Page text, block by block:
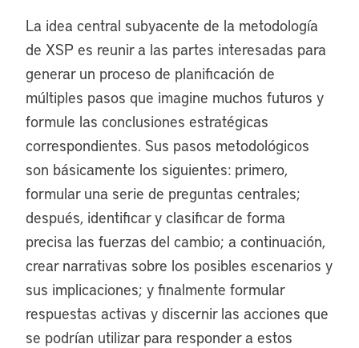
La idea central subyacente de la metodología
de XSP es reunir a las partes interesadas para
generar un proceso de planificación de
múltiples pasos que imagine muchos futuros y
formule las conclusiones estratégicas
correspondientes. Sus pasos metodológicos
son básicamente los siguientes: primero,
formular una serie de preguntas centrales;
después, identificar y clasificar de forma
precisa las fuerzas del cambio; a continuación,
crear narrativas sobre los posibles escenarios y
sus implicaciones; y finalmente formular
respuestas activas y discernir las acciones que
se podrían utilizar para responder a estos